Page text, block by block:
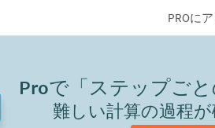
PROに
Proで「ステップご
難しい計算の過程